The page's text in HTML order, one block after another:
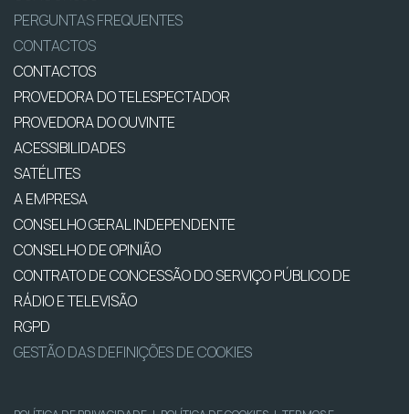
PERGUNTAS FREQUENTES
CONTACTOS
CONTACTOS
PROVEDORA DO TELESPECTADOR
PROVEDORA DO OUVINTE
ACESSIBILIDADES
SATÉLITES
A EMPRESA
CONSELHO GERAL INDEPENDENTE
CONSELHO DE OPINIÃO
CONTRATO DE CONCESSÃO DO SERVIÇO PÚBLICO DE
RÁDIO E TELEVISÃO
RGPD
GESTÃO DAS DEFINIÇÕES DE COOKIES